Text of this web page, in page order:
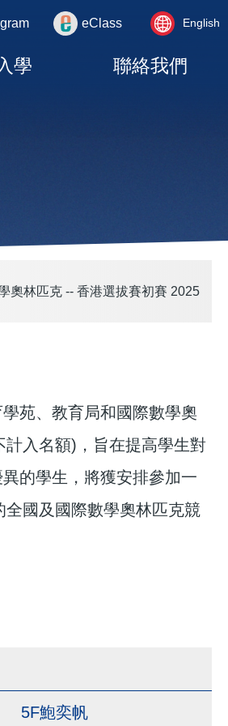
eClass
Language
switcher
English
學 聯絡我們
奧林匹克 -- 香港選拔賽初賽 2025
苑、教育局和國際數學奧
入名額)，旨在提高學生對
的學生，將獲安排參加一
國及國際數學奧林匹克競
5F鮑奕帆